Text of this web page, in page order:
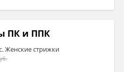
ПК и ППК
Женские стрижки